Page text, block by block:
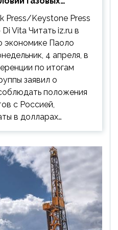
Press/Keystone Press
Vita Читать iz.ru в
экономике Паоло
4 апреля, в
по итогам
заявил о
положения
с Россией,
в долларах…